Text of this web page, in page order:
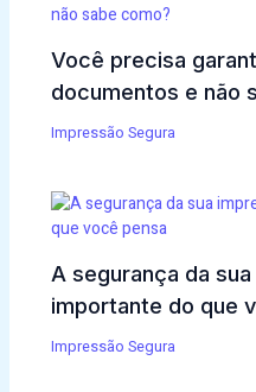
Você precisa
documentos e não
Impressão Segura
A segurança da
importante do que
Impressão Segura